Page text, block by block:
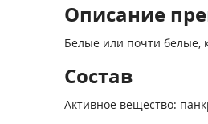
Описание
Белые или почти белые,
Состав
Активное вещество: